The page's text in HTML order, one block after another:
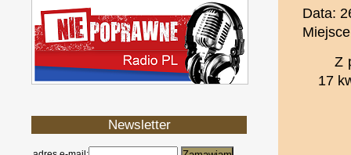
Newsletter
Data:
Z
17